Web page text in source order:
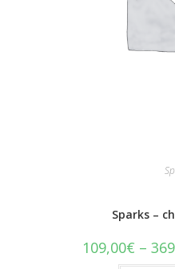
Sparks –
109,00€ –